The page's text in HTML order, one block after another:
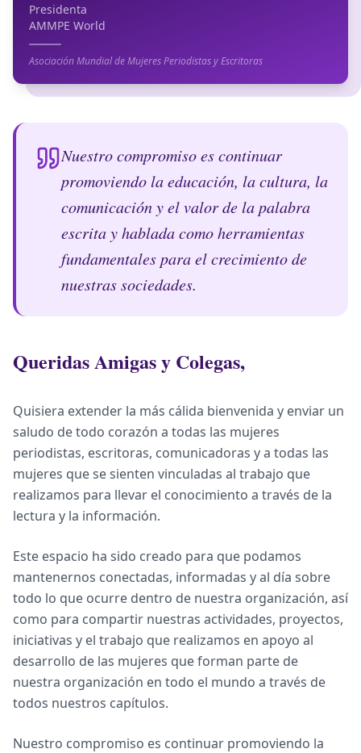
Presidenta
AMMPE World
Asociación Mundial de Mujeres Periodistas y Escritoras
Nuestro compromiso es continuar
promoviendo la educación, la cultura, la
comunicación y el valor de la palabra
escrita y hablada como herramientas
fundamentales para el crecimiento de
nuestras sociedades.
Queridas Amigas y Colegas,
Quisiera extender la más cálida bienvenida y enviar un
saludo de todo corazón a todas las mujeres
periodistas, escritoras, comunicadoras y a todas las
mujeres que se sienten vinculadas al trabajo que
realizamos para llevar el conocimiento a través de la
lectura y la información.
Este espacio ha sido creado para que podamos
mantenernos conectadas, informadas y al día sobre
todo lo que ocurre dentro de nuestra organización, así
como para compartir nuestras actividades, proyectos,
iniciativas y el trabajo que realizamos en apoyo al
desarrollo de las mujeres que forman parte de
nuestra organización en todo el mundo a través de
todos nuestros capítulos.
Nuestro compromiso es continuar promoviendo la